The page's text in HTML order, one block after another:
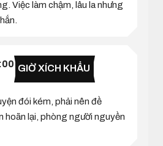
Việc làm chậm, lâu la nhưng
GIỜ XÍCH KHẨU
đói kém, phải nên đề
hoãn lại, phòng người nguyền